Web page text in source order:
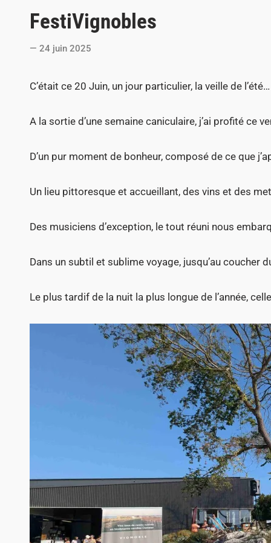
s
i
FestiVignobles
24 juin 2025
C’était ce 20 Juin, un jour particulier, la veille de l’été…
A la sortie d’une semaine caniculaire, j’ai profité ce
D’un pur moment de bonheur, composé de ce que
Un lieu pittoresque et accueillant, des vins et des
Des musiciens d’exception, le tout réuni nous
Dans un subtil et sublime voyage, jusqu’au coucher
Le plus tardif de la nuit la plus longue de l’année,